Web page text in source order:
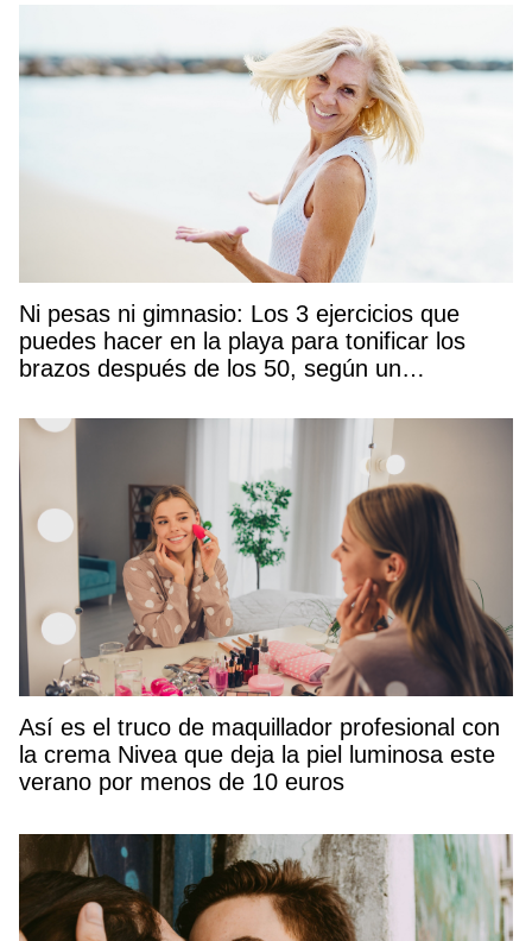
Ni pesas ni gimnasio: Los 3 ejercicios que
puedes hacer en la playa para tonificar los
brazos después de los 50, según un
Así es el truco de maquillador profesional con
la crema Nivea que deja la piel luminosa este
verano por menos de 10 euros